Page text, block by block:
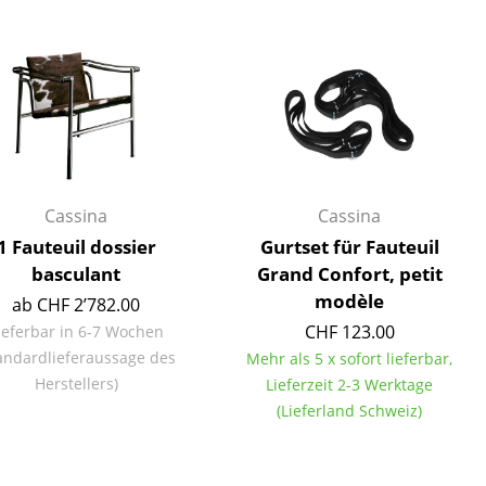
Branchenlösungen
Sicheres Arbeiten
Das Original
Cassina
Fauteuil dossier
basculant
ab CHF 2’782.00
in 6-7 Wochen
des
Herstellers)
Cassina
Gurtset für Fauteuil
Grand Confort, petit
modèle
CHF 123.00
Mehr als 5 x sofort lieferbar,
Lieferzeit 2-3 Werktage
(Lieferland Schweiz)